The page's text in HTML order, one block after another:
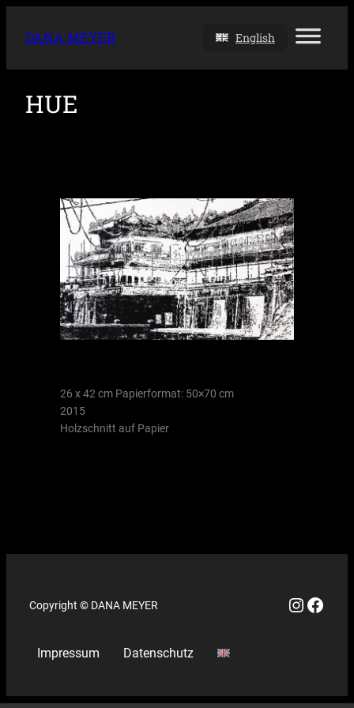
DANA MEYER English
HUE
26 x 42 cm Papierformat: 50×70 cm
2015
Holzschnitt auf Papier
Copyright © DANA MEYER
Impressum Datenschutz